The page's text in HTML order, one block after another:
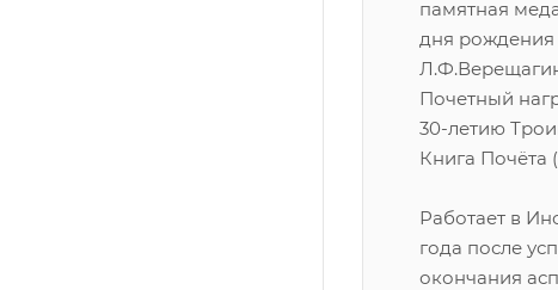
памятная
дня рождения
Почетный
30-летию
Книга Почёта
Работает в
года после
окончания